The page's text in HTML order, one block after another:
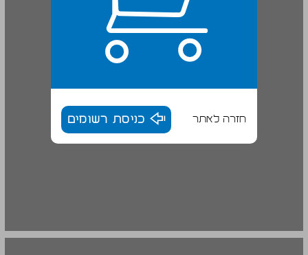
חזרה לאתר כניסת רשומים